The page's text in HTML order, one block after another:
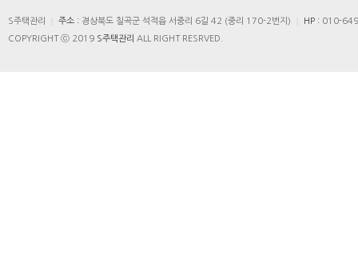
S주택관리 주소 : 경상북도 칠곡군 석적읍 서중리 6길 42 (중리 170-2번지) HP : 010-
COPYRIGHT ⓒ 2019 S주택관리 ALL RIGHT RESRVED.